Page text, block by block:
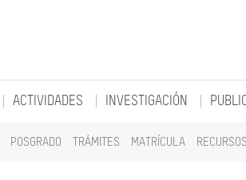
POSGRADO TRÁMITES MATRÍCULA RECURSOS
ACTIVIDADES INVESTIGACIÓN